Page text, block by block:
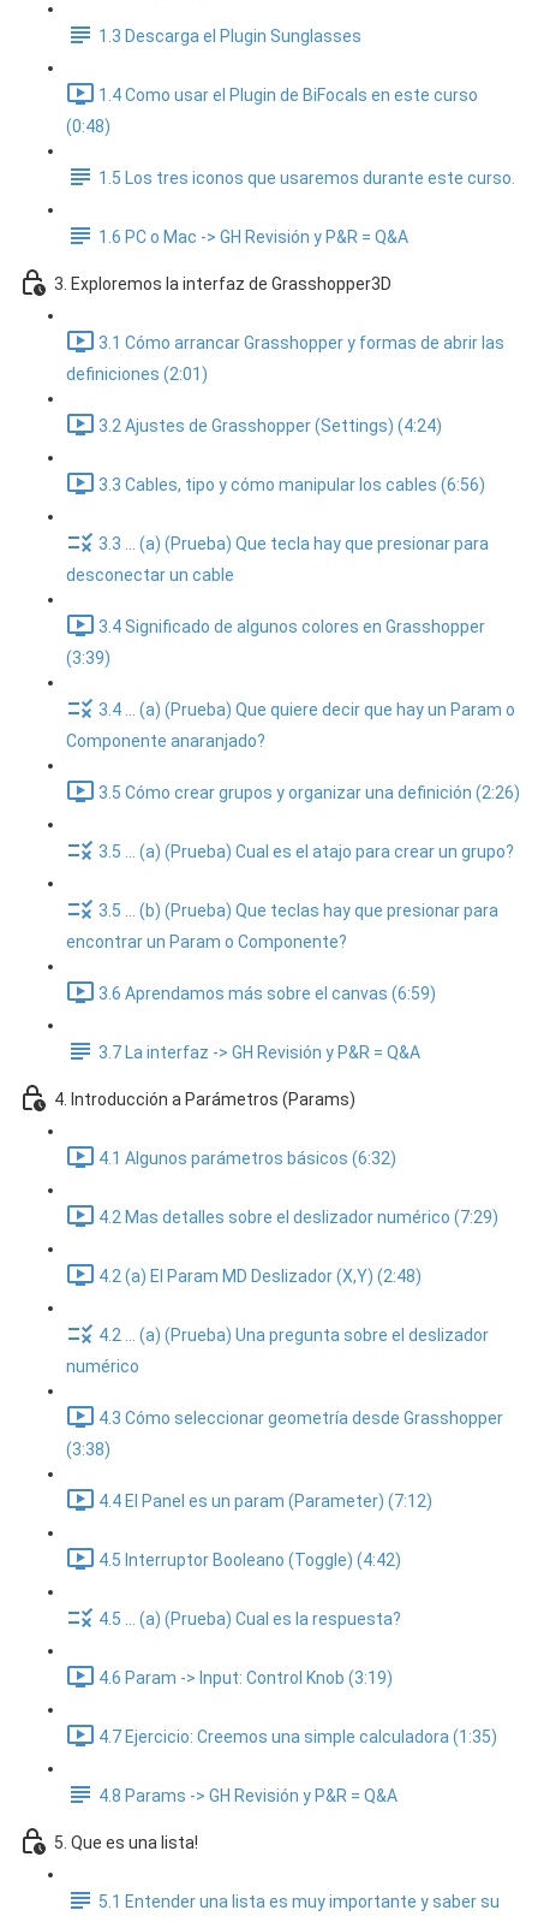
1.3 Descarga el Plugin Sunglasses
1.4 Como usar el Plugin de BiFocals en este curso
(0:48)
1.5 Los tres iconos que usaremos durante este curso.
1.6 PC o Mac -> GH Revisión y P&R = Q&A
3. Exploremos la interfaz de Grasshopper3D
3.1 Cómo arrancar Grasshopper y formas de abrir las
definiciones (2:01)
3.2 Ajustes de Grasshopper (Settings) (4:24)
3.3 Cables, tipo y cómo manipular los cables (6:56)
3.3 ... (a) (Prueba) Que tecla hay que presionar para
desconectar un cable
3.4 Significado de algunos colores en Grasshopper
(3:39)
3.4 ... (a) (Prueba) Que quiere decir que hay un Param o
Componente anaranjado?
3.5 Cómo crear grupos y organizar una definición (2:26)
3.5 ... (a) (Prueba) Cual es el atajo para crear un grupo?
3.5 ... (b) (Prueba) Que teclas hay que presionar para
encontrar un Param o Componente?
3.6 Aprendamos más sobre el canvas (6:59)
3.7 La interfaz -> GH Revisión y P&R = Q&A
4. Introducción a Parámetros (Params)
4.1 Algunos parámetros básicos (6:32)
4.2 Mas detalles sobre el deslizador numérico (7:29)
4.2 (a) El Param MD Deslizador (X,Y) (2:48)
4.2 ... (a) (Prueba) Una pregunta sobre el deslizador
numérico
4.3 Cómo seleccionar geometría desde Grasshopper
(3:38)
4.4 El Panel es un param (Parameter) (7:12)
4.5 Interruptor Booleano (Toggle) (4:42)
4.5 ... (a) (Prueba) Cual es la respuesta?
4.6 Param -> Input: Control Knob (3:19)
4.7 Ejercicio: Creemos una simple calculadora (1:35)
4.8 Params -> GH Revisión y P&R = Q&A
5. Que es una lista!
5.1 Entender una lista es muy importante y saber su